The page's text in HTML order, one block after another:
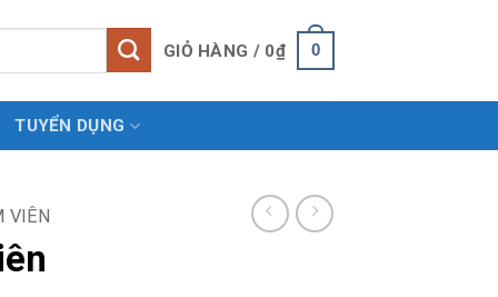
GIỎ HÀNG / 0₫ 0
TUYỂN DỤNG
VIÊN